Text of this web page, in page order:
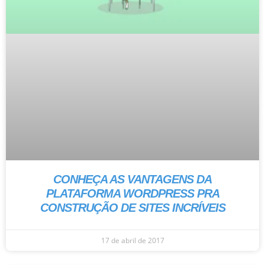
CONHEÇA AS VANTAGENS DA
PLATAFORMA WORDPRESS PRA
CONSTRUÇÃO DE SITES INCRÍVEIS
17 de abril de 2017